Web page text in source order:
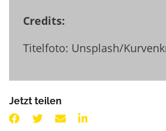
Credits:
Titelfoto: Unsplash/
Jetzt teilen